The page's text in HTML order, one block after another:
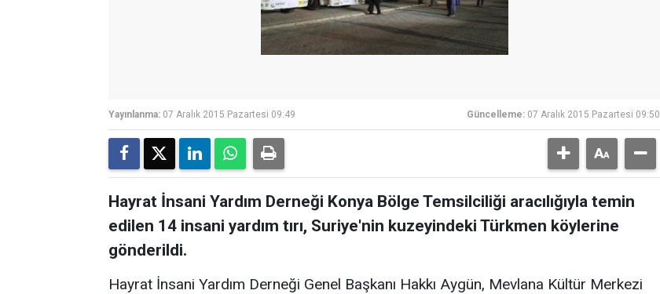
Yayınlanma: 07 Aralık 2015 Pazartesi 09:49 Güncelleme: 07 Aralık 2015 Pazartesi 09:50
Hayrat İnsani Yardım Derneği Konya Bölge Temsilciliği aracılığıyla temin
edilen 14 insani yardım tırı, Suriye'nin kuzeyindeki Türkmen köylerine
gönderildi.
Hayrat İnsani Yardım Derneği Genel Başkanı Hakkı Aygün, Mevlana Kültür Merkezi